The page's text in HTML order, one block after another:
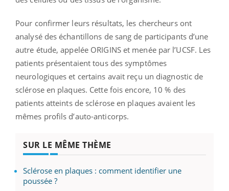
Pour confirmer leurs résultats, les chercheurs ont
analysé des échantillons de sang de participants d’une
autre étude, appelée ORIGINS et menée par l’UCSF. Les
patients présentaient tous des symptômes
neurologiques et certains avait reçu un diagnostic de
sclérose en plaques. Cette fois encore, 10 % des
patients atteints de sclérose en plaques avaient les
mêmes profils d’auto-anticorps.
SUR LE MÊME THÈME
Sclérose en plaques : comment identifier une
poussée ?